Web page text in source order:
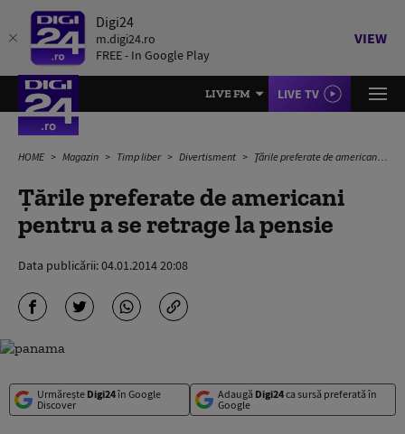
Digi24
m.digi24.ro
FREE - In Google Play
VIEW
LIVE FM LIVE TV
HOME Magazin Timp liber Divertisment Ţările preferate de americani pentru a se retrage la pensie
Ţările preferate de americani
pentru a se retrage la pensie
Data publicării:04.01.2014 20:08
Urmărește Digi24în Google
Discover
Adaugă Digi24ca sursă preferată în
Google